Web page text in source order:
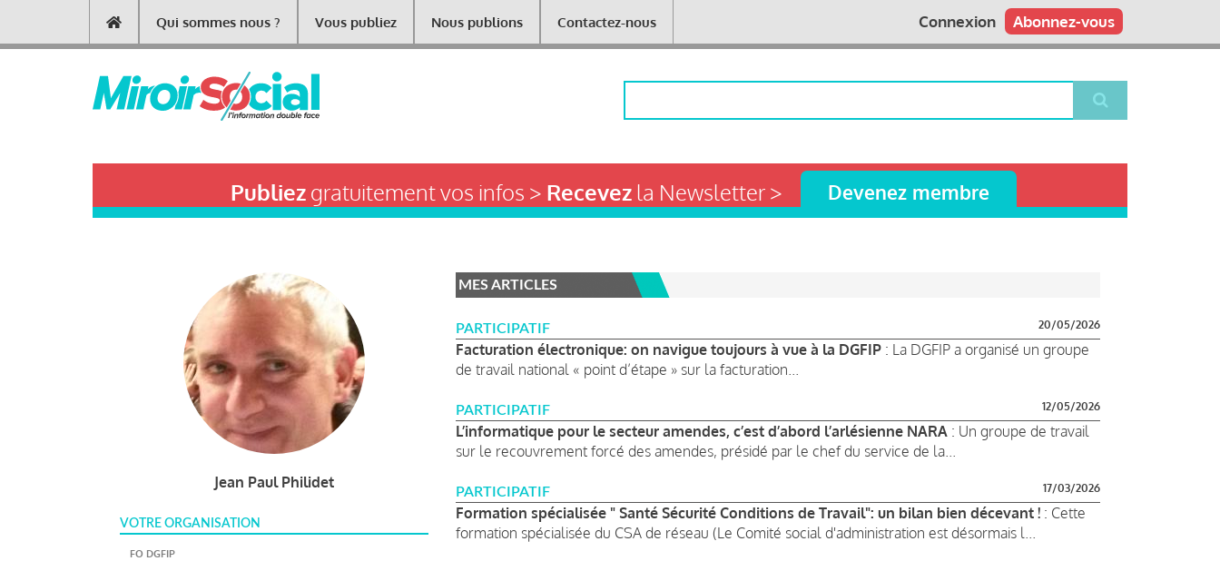
contenu
Main
navigation
Qui sommes nous ? Vous publiez Nous publions Contactez-nous Abonnez-vous
Connexion
Publiezgratuitement vos infos > Recevezla Newsletter > Devenez membre
Jean Paul Philidet
VOTRE ORGANISATION
FO DGFIP
MES ARTICLES
PARTICIPATIF 20/05/2026
Facturation électronique: on navigue toujours à vue à la DGFIP : La DGFIP a organisé un groupe
de travail national « point d’étape » sur la facturation...
PARTICIPATIF 12/05/2026
L’informatique pour le secteur amendes, c’est d’abord l’arlésienne NARA : Un groupe de travail
sur le recouvrement forcé des amendes, présidé par le chef du service de la...
PARTICIPATIF 17/03/2026
Formation spécialisée " Santé Sécurité Conditions de Travail": un bilan bien décevant ! : Cette
formation spécialisée du CSA de réseau (Le Comité social d'administration est désormais l...